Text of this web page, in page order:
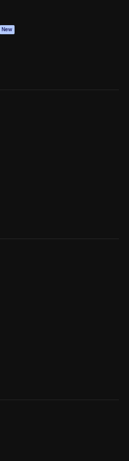
New